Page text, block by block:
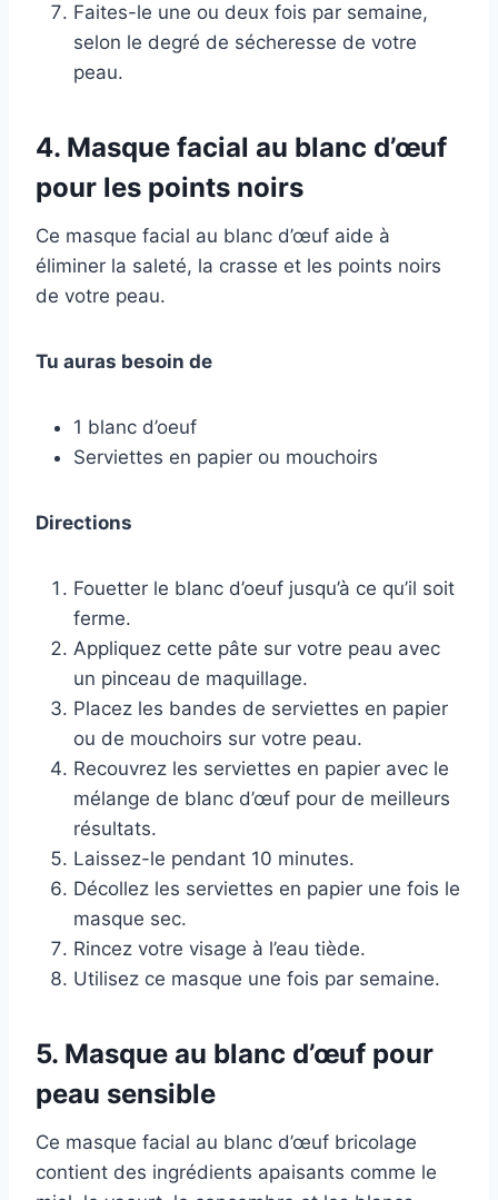
Faites-le une ou deux fois par semaine,
selon le degré de sécheresse de votre
peau.
4. Masque facial au blanc d’œuf
pour les points noirs
Ce masque facial au blanc d’œuf aide à
éliminer la saleté, la crasse et les points noirs
de votre peau.
Tu auras besoin de
1 blanc d’oeuf
Serviettes en papier ou mouchoirs
Directions
Fouetter le blanc d’oeuf jusqu’à ce qu’il soit
ferme.
Appliquez cette pâte sur votre peau avec
un pinceau de maquillage.
Placez les bandes de serviettes en papier
ou de mouchoirs sur votre peau.
Recouvrez les serviettes en papier avec le
mélange de blanc d’œuf pour de meilleurs
résultats.
Laissez-le pendant 10 minutes.
Décollez les serviettes en papier une fois le
masque sec.
Rincez votre visage à l’eau tiède.
Utilisez ce masque une fois par semaine.
5. Masque au blanc d’œuf pour
peau sensible
Ce masque facial au blanc d’œuf bricolage
contient des ingrédients apaisants comme le